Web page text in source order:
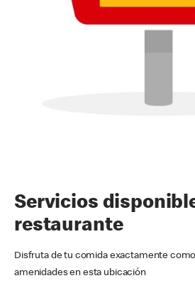
Servicios
restaurante
Disfruta de tu comida exactamente
amenidades en esta ubicación